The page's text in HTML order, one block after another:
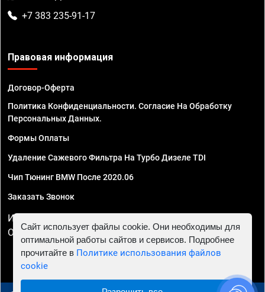
+7 383 235-91-17
Правовая информация
Договор-Оферта
Политика Конфиденциальности. Согласие На Обработку
Персональных Данных.
Формы Оплаты
Удаление Сажевого Фильтра На Турбо Дизеле TDI
Чип Тюнинг BMW После 2020.06
Заказать Звонок
ИП Смирнов Георгий Павлович. ИНН 781302555843,
ОГРНИП 324470400032610
Сайт использует файлы cookie. Они необходимы для
оптимальной работы сайтов и сервисов. Подробнее
прочитайте в Политике использования файлов
cookie